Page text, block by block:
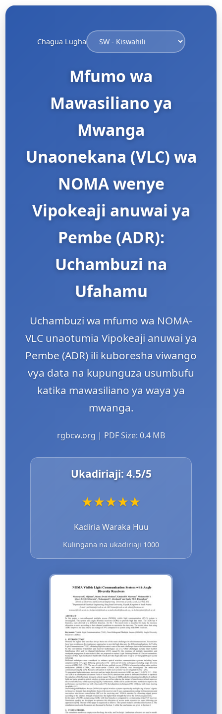
Chagua Lugha
Mfumo wa
Mawasiliano ya
Mwanga
Unaonekana (VLC) wa
NOMA wenye
Vipokeaji anuwai ya
Pembe (ADR):
Uchambuzi na
Ufahamu
Uchambuzi wa mfumo wa NOMA-
VLC unaotumia Vipokeaji anuwai ya
Pembe (ADR) ili kuboresha viwango
vya data na kupunguza usumbufu
katika mawasiliano ya waya ya
mwanga.
rgbcw.org | PDF Size: 0.4 MB
Ukadiriaji: 4.5/5
★★★★★
Kadiria Waraka Huu
Kulingana na ukadiriaji 1000